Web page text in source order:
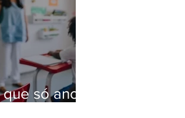
só anos